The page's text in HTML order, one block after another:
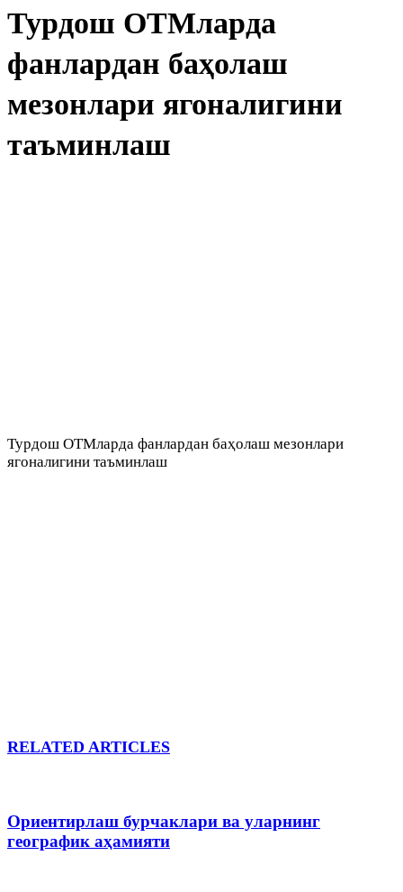
Турдош ОТМларда
фанлардан баҳолаш
мезонлари ягоналигини
таъминлаш
Турдош ОТМларда фанлардан баҳолаш мезонлари
ягоналигини таъминлаш
RELATED ARTICLES
Ориентирлаш бурчаклари ва уларнинг
географик аҳамияти